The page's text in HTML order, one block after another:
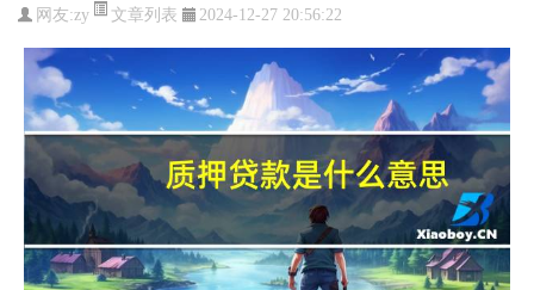
网友:zy 文章列表 2024-12-27 20:56:22